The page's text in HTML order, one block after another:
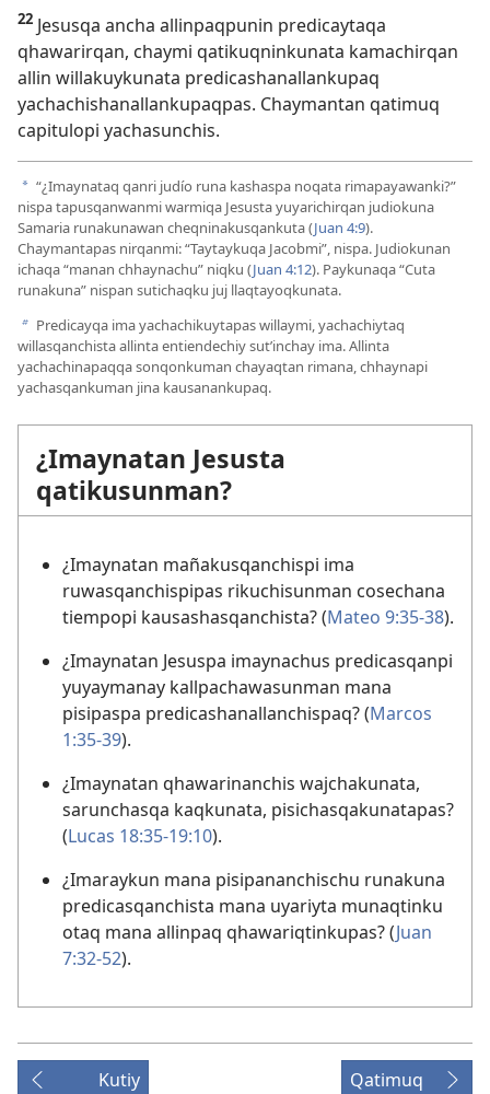
22 Jesusqa ancha allinpaqpunin predicaytaqa
qhawarirqan, chaymi qatikuqninkunata kamachirqan
allin willakuykunata predicashanallankupaq
yachachishanallankupaqpas. Chaymantan qatimuq
capitulopi yachasunchis.
a “¿Imaynataq qanri judío runa kashaspa noqata rimapayawanki?”
nispa tapusqanwanmi warmiqa Jesusta yuyarichirqan judiokuna
Samaria runakunawan cheqninakusqankuta (Juan 4:9).
Chaymantapas nirqanmi: “Taytaykuqa Jacobmi”, nispa. Judiokunan
ichaqa “manan chhaynachu” niqku (Juan 4:12). Paykunaqa “Cuta
runakuna” nispan sutichaqku juj llaqtayoqkunata.
b Predicayqa ima yachachikuytapas willaymi, yachachiytaq
willasqanchista allinta entiendechiy sut’inchay ima. Allinta
yachachinapaqqa sonqonkuman chayaqtan rimana, chhaynapi
yachasqankuman jina kausanankupaq.
¿Imaynatan Jesusta
qatikusunman?
¿Imaynatan mañakusqanchispi ima
ruwasqanchispipas rikuchisunman cosechana
tiempopi kausashasqanchista? (Mateo 9:35-38).
¿Imaynatan Jesuspa imaynachus predicasqanpi
yuyaymanay kallpachawasunman mana
pisipaspa predicashanallanchispaq? (Marcos
1:35-39).
¿Imaynatan qhawarinanchis wajchakunata,
sarunchasqa kaqkunata, pisichasqakunatapas?
(Lucas 18:35-19:10).
¿Imaraykun mana pisipananchischu runakuna
predicasqanchista mana uyariyta munaqtinku
otaq mana allinpaq qhawariqtinkupas? (Juan
7:32-52).
Kutiy Qatimuq